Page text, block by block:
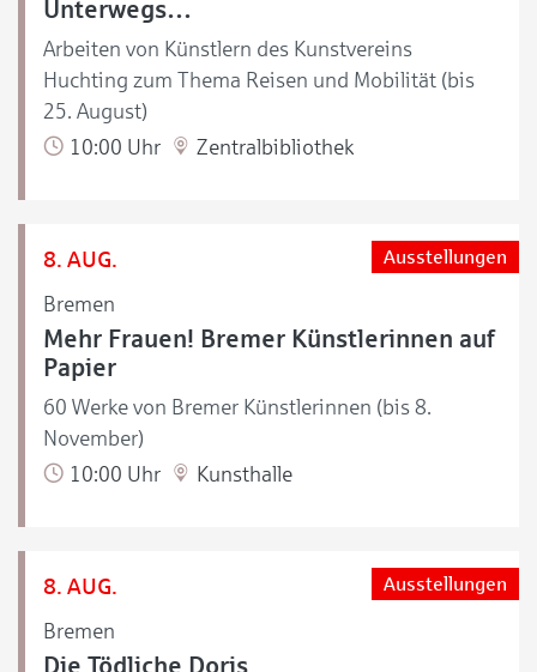
Unterwegs…
Arbeiten von Künstlern des Kunstvereins
Huchting zum Thema Reisen und Mobilität (bis
25. August)
10:00 Uhr
Zentralbibliothek
8. AUG.
Bremen
Ausstellungen
Mehr Frauen! Bremer Künstlerinnen auf
Papier
60 Werke von Bremer Künstlerinnen (bis 8.
November)
10:00 Uhr
Kunsthalle
8. AUG.
Bremen
Ausstellungen
Die Tödliche Doris